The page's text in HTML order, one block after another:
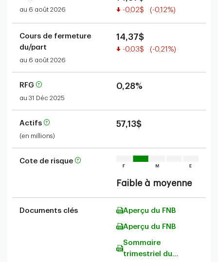
au 6 août 2026 Valeur réduite
-0,02$ (-0,12%)
Cours de fermeture
du/part
au 6 août 2026
14,37$
Valeur réduite
-0,03$ (-0,21%)
RFG
au 31 Déc 2025
0,28%
Actifs
(en millions)
57,13$
Cote de risque
Faible à moyenne
Documents clés Aperçu du FNB
Aperçu du FNB
Sommaire
trimestriel du